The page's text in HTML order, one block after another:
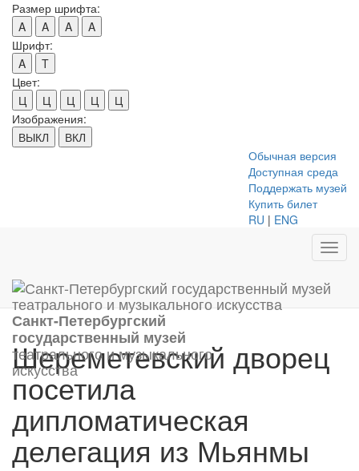
Размер шрифта:
A
A A
A
Шрифт:
A
T
Цвет:
Ц
Ц Ц Ц
Ц
Изображения:
ВЫКЛ
ВКЛ
Обычная версия
Доступная среда
Поддержать музей
Купить билет
RU | ENG
Санкт-Петербургский
государственный музей
театрального и музыкального
искусства
Шереметевский дворец
посетила
дипломатическая
делегация из Мьянмы